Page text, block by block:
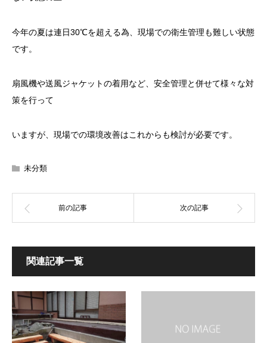
今年の夏は連日30℃を超える為、現場での衛生管理も難しい状態
です。
扇風機や送風ジャケットの着用など、安全管理と併せて様々な対
策を行って
いますが、現場での環境改善はこれからも検討が必要です。
未分類
関連記事一覧